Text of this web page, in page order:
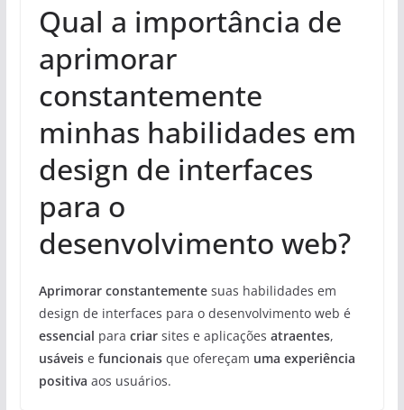
Qual a importância de
aprimorar
constantemente
minhas habilidades em
design de interfaces
para o
desenvolvimento web?
Aprimorar constantementesuas habilidades em
design de interfaces para o desenvolvimento web é
essencial para criarsites e aplicações atraentes,
usáveise funcionaisque ofereçam uma experiência
positiva aos usuários.